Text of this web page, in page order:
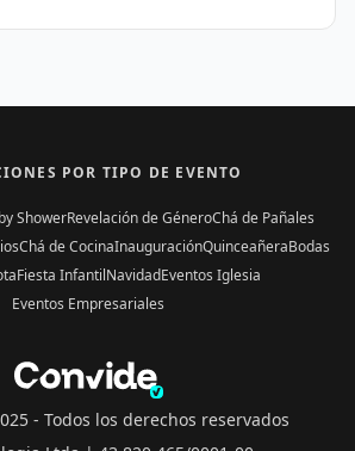
POR TIPO DE EVENTO
ShowerRevelación de GéneroChá de Pañales
Chá de CocinaInauguraciónQuinceañeraBodas
Fiesta InfantilNavidadEventos Iglesia
Eventos Empresariales
- Todos los derechos reservados